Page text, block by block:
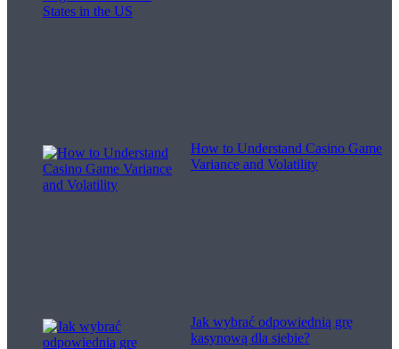
How to Understand Casino Game
Variance and Volatility
Jak wybrać odpowiednią grę
kasynową dla siebie?